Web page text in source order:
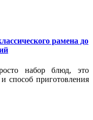
рамена до
набор блюд, это
способ приготовления